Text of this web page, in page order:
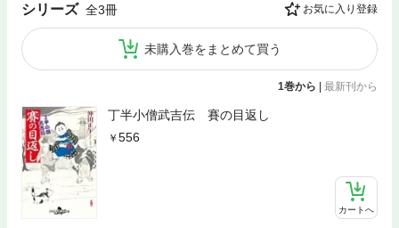
シリーズ 全3冊 お気に入り登録
未購入巻をまとめて買う
1巻から | 最新刊から
丁半小僧武吉伝 賽の目返し
556
カートへ